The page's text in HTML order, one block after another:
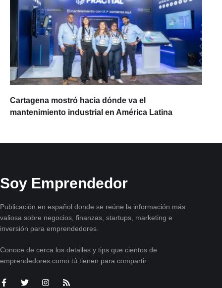
Cartagena mostró hacia dónde va el
mantenimiento industrial en América Latina
Soy Emprendedor
Publicación en español donde se reúne la información más
valiosa sobre negocios, finanzas, startups, marketing e
inversión para emprendedores.
Conoce de cerca los detalles y tips que cientos de
emprendedores como tú tienen para compartir.